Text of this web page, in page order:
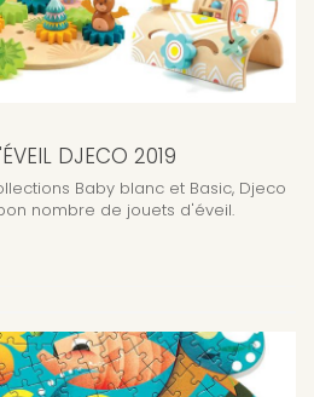
DJECO 2019
Baby blanc et Basic, Djeco
nombre de jouets d'éveil.